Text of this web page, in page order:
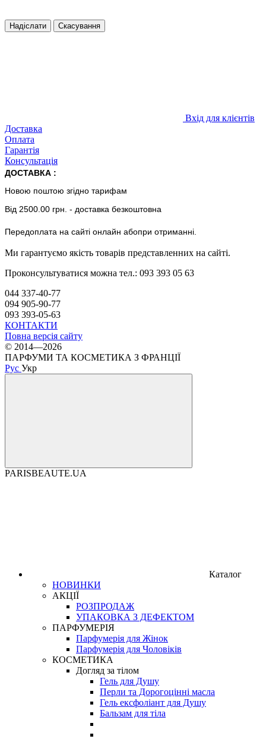
Надіслати Скасування
Вхід для клієнтів
Доставка
Оплата
Гарантія
Консультація
ДОСТАВКА :
Новою поштою згідно тарифам
Від 2500.00 грн. - доставка безкоштовна
Передоплата на сайті онлайн абопри отриманні.
Ми гарантуємо якість товарів представленних на сайті.
Проконсультуватися можна тел.: 093 393 05 63
044 337-40-77
094 905-90-77
093 393-05-63
КОНТАКТИ
Повна версія сайту
© 2014—2026
ПАРФУМИ ТА КОСМЕТИКА З ФРАНЦІЇ
Рус Укр
PARISBEAUTE.UA
Каталог
НОВИНКИ
АКЦІЇ
РОЗПРОДАЖ
УПАКОВКА З ДЕФЕКТОМ
ПАРФУМЕРІЯ
Парфумерія для Жінок
Парфумерія для Чоловіків
КОСМЕТИКА
Догляд за тілом
Гель для Душу
Перли та Дорогоцінні масла
Гель ексфоліант для Душу
Бальзам для тіла